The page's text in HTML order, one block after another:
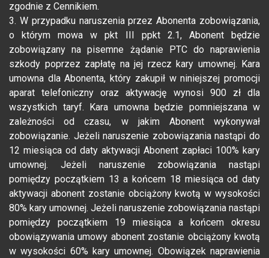
zgodnie z Cennikiem.
3. W przypadku naruszenia przez Abonenta zobowiązania,
o którym mowa w pkt III ppkt 2.1, Abonent będzie
zobowiązany na pisemne żądanie PTC do naprawienia
szkody poprzez zapłatę na jej rzecz kary umownej. Kara
umowna dla Abonenta, który zakupił w niniejszej promocji
aparat telefoniczny oraz aktywację wynosi 900 zł dla
wszystkich taryf. Kara umowna będzie pomniejszana w
zależności od czasu, w jakim Abonent wykonywał
zobowiązanie. Jeżeli naruszenie zobowiązania nastąpi do
12 miesiąca od daty aktywacji Abonent zapłaci 100% kary
umownej. Jeżeli naruszenie zobowiązania nastąpi
pomiędzy początkiem 13 a końcem 18 miesiąca od daty
aktywacji abonent zostanie obciążony kwotą w wysokości
80% kary umownej. Jeżeli naruszenie zobowiązania nastąpi
pomiędzy początkiem 19 miesiąca a końcem okresu
obowiązywania umowy abonent zostanie obciążony kwotą
w wysokości 60% kary umownej. Obowiązek naprawienia